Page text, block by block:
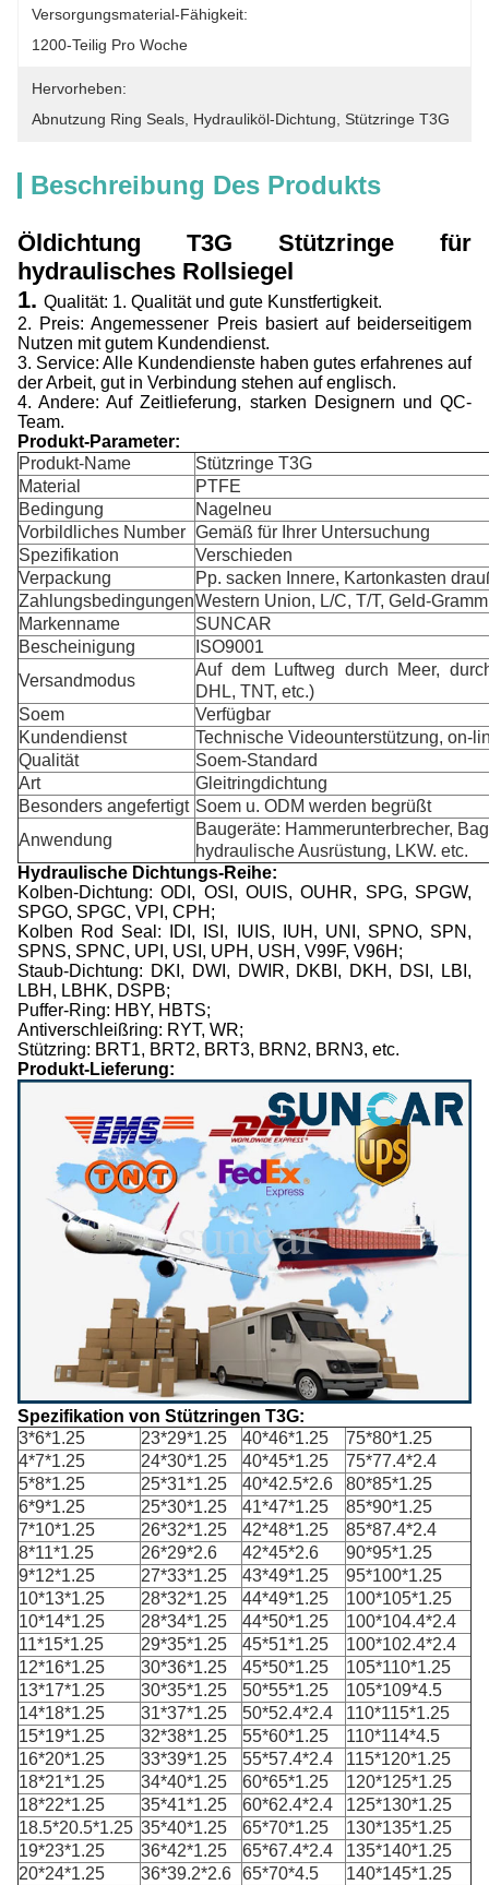
Versorgungsmaterial-Fähigkeit:
1200-Teilig Pro Woche
Hervorheben:
Abnutzung Ring Seals Hydrauliköl-Dichtung Stützringe T3G
Beschreibung Des Produkts
Öldichtung T3G Stützringe für
hydraulisches Rollsiegel
1. Qualität: 1. Qualität und gute Kunstfertigkeit.
2. Preis: Angemessener Preis basiert auf beiderseitigem
Nutzen mit gutem Kundendienst.
3. Service: Alle Kundendienste haben gutes erfahrenes auf
der Arbeit, gut in Verbindung stehen auf englisch.
4. Andere: Auf Zeitlieferung, starken Designern und QC-
Team.
Produkt-Parameter:
Produkt-Name
Stützringe T3G
Material
PTFE
Bedingung
Nagelneu
Vorbildliches Number Gemäß für Ihrer Untersuchung
Spezifikation
Verschieden
Verpackung
Pp. sacken Innere, Kartonkasten
ZahlungsbedingungenWestern Union, L/C, T/T, Geld-
Markenname
SUNCAR
Bescheinigung
ISO9001
Versandmodus
Auf dem Luftweg durch Meer,
DHL, TNT, etc.)
Soem
Verfügbar
Kundendienst
Technische Videounterstützung, on-
Qualität
Soem-Standard
Art
Gleitringdichtung
Besonders angefertigt Soem u. ODM werden begrüßt
Anwendung
Baugeräte: Hammerunterbrecher,
hydraulische Ausrüstung, LKW. etc.
Hydraulische Dichtungs-Reihe:
Kolben-Dichtung: ODI, OSI, OUIS, OUHR, SPG, SPGW,
SPGO, SPGC, VPI, CPH;
Kolben Rod Seal: IDI, ISI, IUIS, IUH, UNI, SPNO, SPN,
SPNS, SPNC, UPI, USI, UPH, USH, V99F, V96H;
Staub-Dichtung: DKI, DWI, DWIR, DKBI, DKH, DSI, LBI,
LBH, LBHK, DSPB;
Puffer-Ring: HBY, HBTS;
Antiverschleißring: RYT, WR;
Stützring: BRT1, BRT2, BRT3, BRN2, BRN3, etc.
Produkt-Lieferung:
Spezifikation von Stützringen T3G:
3*6*1.25
23*29*1.25 40*46*1.25
75*80*1.25
4*7*1.25
24*30*1.25 40*45*1.25
75*77.4*2.4
5*8*1.25
25*31*1.25 40*42.5*2.6
80*85*1.25
6*9*1.25
25*30*1.25 41*47*1.25
85*90*1.25
7*10*1.25
26*32*1.25 42*48*1.25
85*87.4*2.4
8*11*1.25
26*29*2.6 42*45*2.6
90*95*1.25
9*12*1.25
27*33*1.25 43*49*1.25
95*100*1.25
10*13*1.25
28*32*1.25 44*49*1.25
100*105*1.25
10*14*1.25
28*34*1.25 44*50*1.25
100*104.4*2.4
11*15*1.25
29*35*1.25 45*51*1.25
100*102.4*2.4
12*16*1.25
30*36*1.25 45*50*1.25
105*110*1.25
13*17*1.25
30*35*1.25 50*55*1.25
105*109*4.5
14*18*1.25
31*37*1.25 50*52.4*2.4
110*115*1.25
15*19*1.25
32*38*1.25 55*60*1.25
110*114*4.5
16*20*1.25
33*39*1.25 55*57.4*2.4
115*120*1.25
18*21*1.25
34*40*1.25 60*65*1.25
120*125*1.25
18*22*1.25
35*41*1.25 60*62.4*2.4
125*130*1.25
18.5*20.5*1.25 35*40*1.25 65*70*1.25
130*135*1.25
19*23*1.25
36*42*1.25 65*67.4*2.4
135*140*1.25
20*24*1.25
36*39.2*2.6 65*70*4.5
140*145*1.25